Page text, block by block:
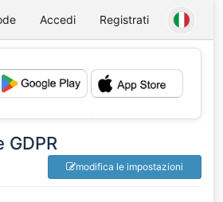
Accedi Registrati
modifica le impostazioni